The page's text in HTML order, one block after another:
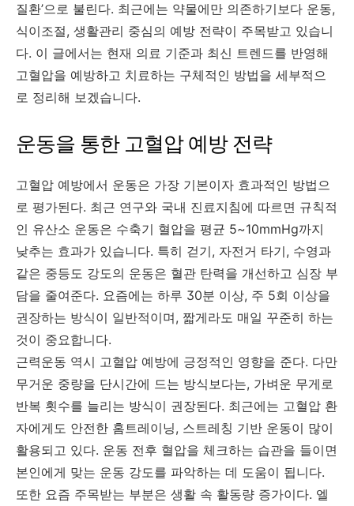
질환’으로 불린다. 최근에는 약물에만 의존하기보다 운동,
식이조절, 생활관리 중심의 예방 전략이 주목받고 있습니
다. 이 글에서는 현재 의료 기준과 최신 트렌드를 반영해
고혈압을 예방하고 치료하는 구체적인 방법을 세부적으
로 정리해 보겠습니다.
운동을 통한 고혈압 예방 전략
고혈압 예방에서 운동은 가장 기본이자 효과적인 방법으
로 평가된다. 최근 연구와 국내 진료지침에 따르면 규칙적
인 유산소 운동은 수축기 혈압을 평균 5~10mmHg까지
낮추는 효과가 있습니다. 특히 걷기, 자전거 타기, 수영과
같은 중등도 강도의 운동은 혈관 탄력을 개선하고 심장 부
담을 줄여준다. 요즘에는 하루 30분 이상, 주 5회 이상을
권장하는 방식이 일반적이며, 짧게라도 매일 꾸준히 하는
것이 중요합니다.
근력운동 역시 고혈압 예방에 긍정적인 영향을 준다. 다만
무거운 중량을 단시간에 드는 방식보다는, 가벼운 무게로
반복 횟수를 늘리는 방식이 권장된다. 최근에는 고혈압 환
자에게도 안전한 홈트레이닝, 스트레칭 기반 운동이 많이
활용되고 있다. 운동 전후 혈압을 체크하는 습관을 들이면
본인에게 맞는 운동 강도를 파악하는 데 도움이 됩니다.
또한 요즘 주목받는 부분은 생활 속 활동량 증가이다. 엘